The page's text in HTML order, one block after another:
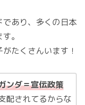
あり、多くの日本
。
たくさんいます！
ンダ＝宣伝政策
配されてるからな